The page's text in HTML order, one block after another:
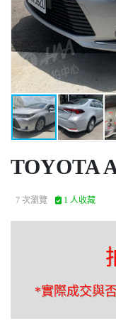
TOYOTA
7 次瀏覽 1 人收藏
*實際成交與